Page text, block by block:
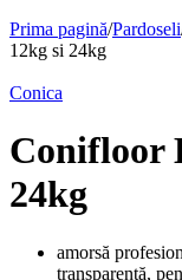
Prima pagină/Pardoseli
12kg si 24kg
Conica
Conifloor
24kg
amorsă
transparentă,